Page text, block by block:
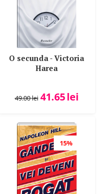
O secunda - Victoria
Harea
49.00lei 41.65lei
15%